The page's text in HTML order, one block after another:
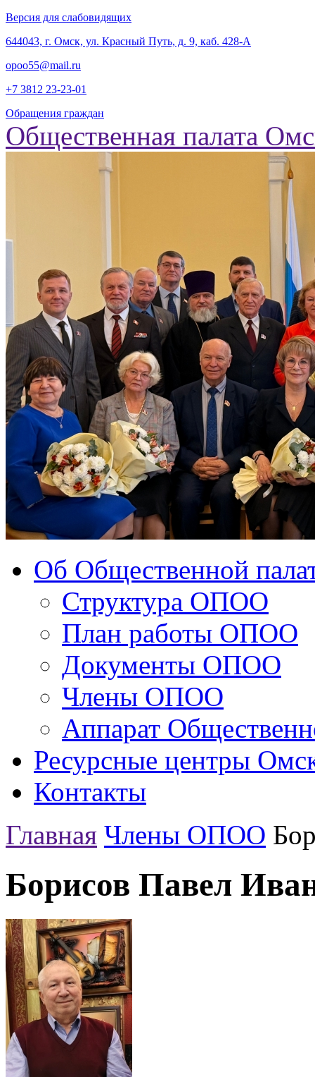
Версия для слабовидящих
‎644043, г. Омск, ул. Красный Путь, д. 9, каб. 428-А
opoo55@mail.ru
+7 3812 23-23-01
Обращения граждан
Общественная палата
Об Общественной
Структура ОПОО
План работы ОПОО
Документы ОПОО
Члены ОПОО
Аппарат
Ресурсные центры
Контакты
Главная Члены ОПОО
Борисов Павел